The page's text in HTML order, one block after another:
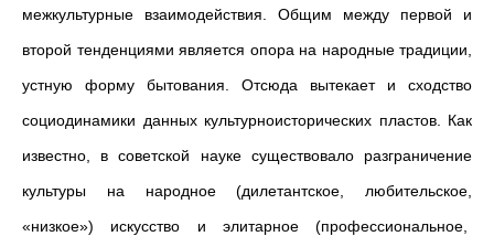
межкультурные взаимодействия. Общим между первой и
второй тенденциями является опора на народные традиции,
устную форму бытования. Отсюда вытекает и сходство
социодинамики данных культурноисторических пластов. Как
известно, в советской науке существовало разграничение
культуры на народное (дилетантское, любительское,
«низкое») искусство и элитарное (профессиональное,